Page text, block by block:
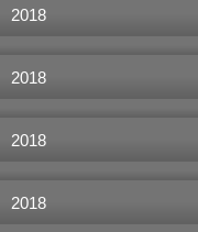
2018
2018
2018
2018